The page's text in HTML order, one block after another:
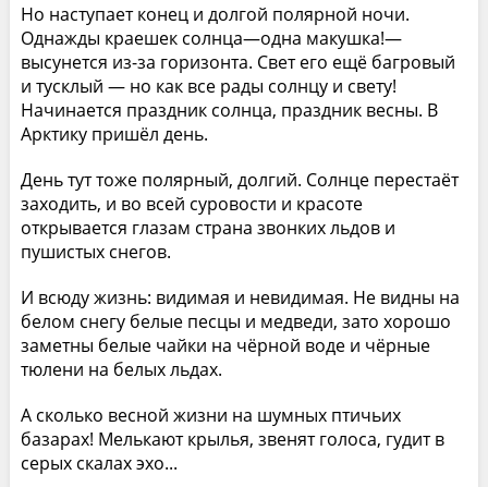
Но наступает конец и долгой полярной ночи.
Однажды краешек солнца—одна макушка!—
высунется из-за горизонта. Свет его ещё багровый
и тусклый — но как все рады солнцу и свету!
Начинается праздник солнца, праздник весны. В
Арктику пришёл день.
День тут тоже полярный, долгий. Солнце перестаёт
заходить, и во всей суровости и красоте
открывается глазам страна звонких льдов и
пушистых снегов.
И всюду жизнь: видимая и невидимая. Не видны на
белом снегу белые песцы и медведи, зато хорошо
заметны белые чайки на чёрной воде и чёрные
тюлени на белых льдах.
А сколько весной жизни на шумных птичьих
базарах! Мелькают крылья, звенят голоса, гудит в
серых скалах эхо...